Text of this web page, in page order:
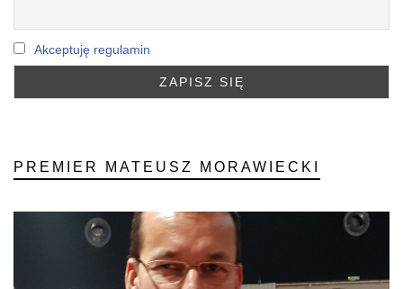
Akceptuję regulamin
PREMIER MATEUSZ MORAWIECKI